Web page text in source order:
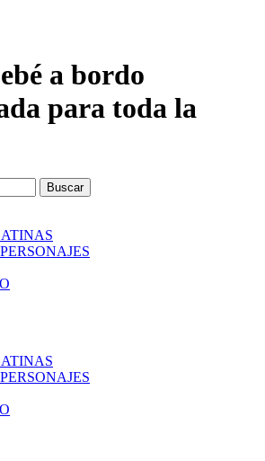
a bordo
para toda la
Buscar